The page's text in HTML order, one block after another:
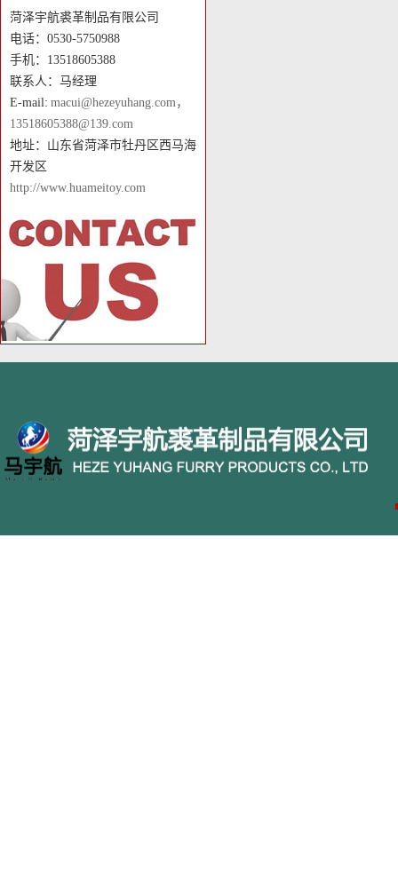
菏泽宇航裘革制品有限公司
电话：0530-5750988
手机：13518605388
联系人：马经理
E-mail: macui@hezeyuhang.com，
13518605388@139.com
地址：山东省菏泽市牡丹区西马海
开发区
http://www.huameitoy.com